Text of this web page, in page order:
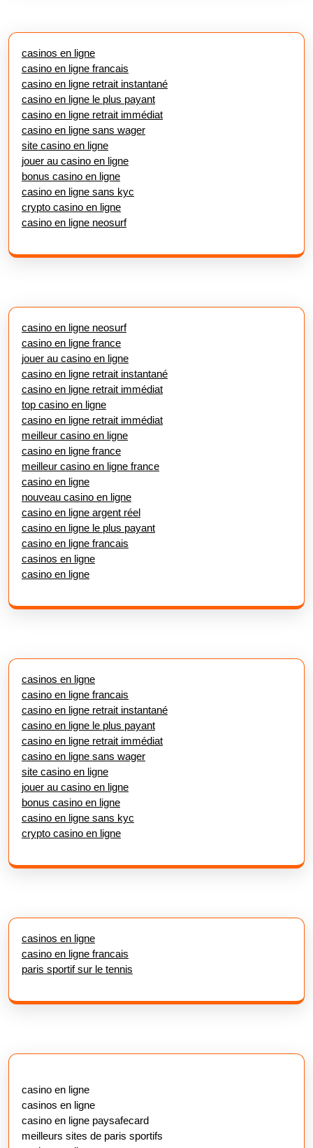
casinos en ligne
casino en ligne francais
casino en ligne retrait instantané
casino en ligne le plus payant
casino en ligne retrait immédiat
casino en ligne sans wager
site casino en ligne
jouer au casino en ligne
bonus casino en ligne
casino en ligne sans kyc
crypto casino en ligne
casino en ligne neosurf
casino en ligne neosurf
casino en ligne france
jouer au casino en ligne
casino en ligne retrait instantané
casino en ligne retrait immédiat
top casino en ligne
casino en ligne retrait immédiat
meilleur casino en ligne
casino en ligne france
meilleur casino en ligne france
casino en ligne
nouveau casino en ligne
casino en ligne argent réel
casino en ligne le plus payant
casino en ligne francais
casinos en ligne
casino en ligne
casinos en ligne
casino en ligne francais
casino en ligne retrait instantané
casino en ligne le plus payant
casino en ligne retrait immédiat
casino en ligne sans wager
site casino en ligne
jouer au casino en ligne
bonus casino en ligne
casino en ligne sans kyc
crypto casino en ligne
casinos en ligne
casino en ligne francais
paris sportif sur le tennis
casino en ligne
casinos en ligne
casino en ligne paysafecard
meilleurs sites de paris sportifs